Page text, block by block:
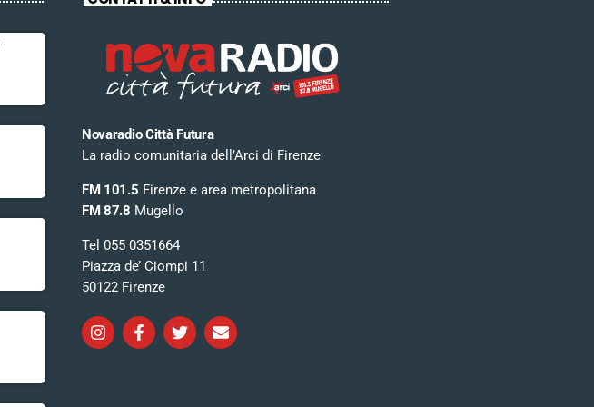
Novaradio Città Futura
La radio comunitaria dell’Arci di Firenze
FM 101.5 Firenze e area metropolitana
FM 87.8 Mugello
Tel 055 0351664
Piazza de’ Ciompi 11
50122 Firenze